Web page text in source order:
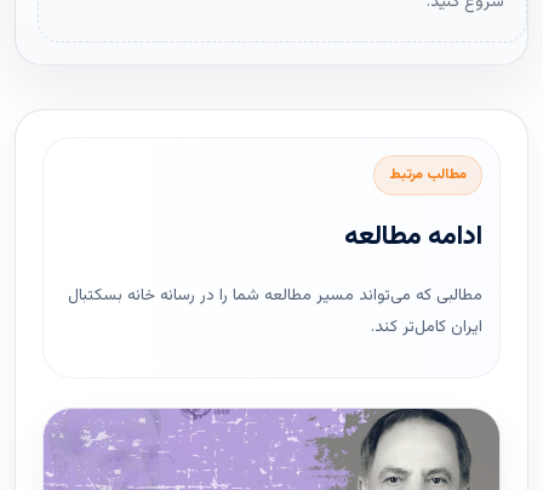
مطالب مرتبط
ادامه مطالعه
مطالبی که می‌تواند مسیر مطالعه شما را در رسانه خانه بسکتبال
ایران کامل‌تر کند.